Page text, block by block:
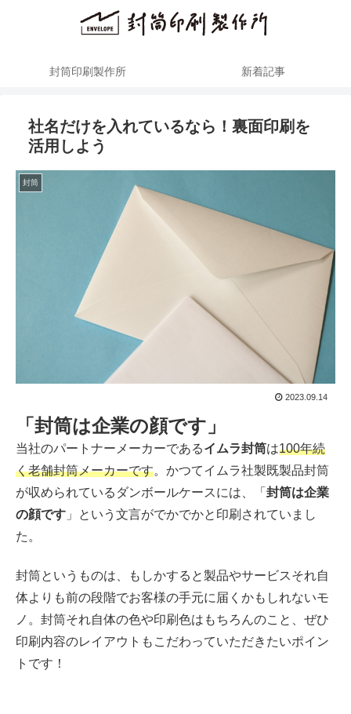
封筒印刷製作所 新着記事
社名だけを入れているなら！裏面印刷を
活用しよう
封筒
2023.09.14
「封筒は企業の顔です」
当社のパートナーメーカーであるイムラ封筒は100年続
く老舗封筒メーカーです。かつてイムラ社製既製品封筒
が収められているダンボールケースには、「 封筒は企業
の顔です 」という文言がでかでかと印刷されていまし
た。
封筒というものは、もしかすると製品やサービスそれ自
体よりも前の段階でお客様の手元に届くかもしれないモ
ノ。封筒それ自体の色や印刷色はもちろんのこと、ぜひ
印刷内容のレイアウトもこだわっていただきたいポイン
トです！